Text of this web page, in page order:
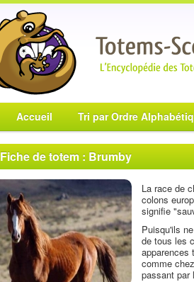
Accueil Tri par Ordre
Fiche de totem : Brumby
La race de
colons
signifie
Puisqu'ils
de tous les
apparences
comme
passant par